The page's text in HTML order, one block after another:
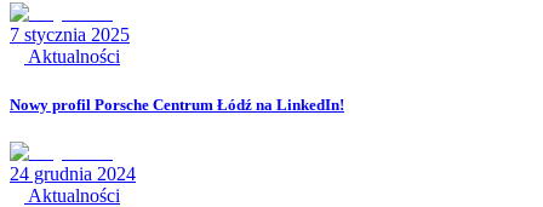
7 stycznia 2025
Aktualności
Nowy profil Porsche Centrum Łódź na LinkedIn!
24 grudnia 2024
Aktualności